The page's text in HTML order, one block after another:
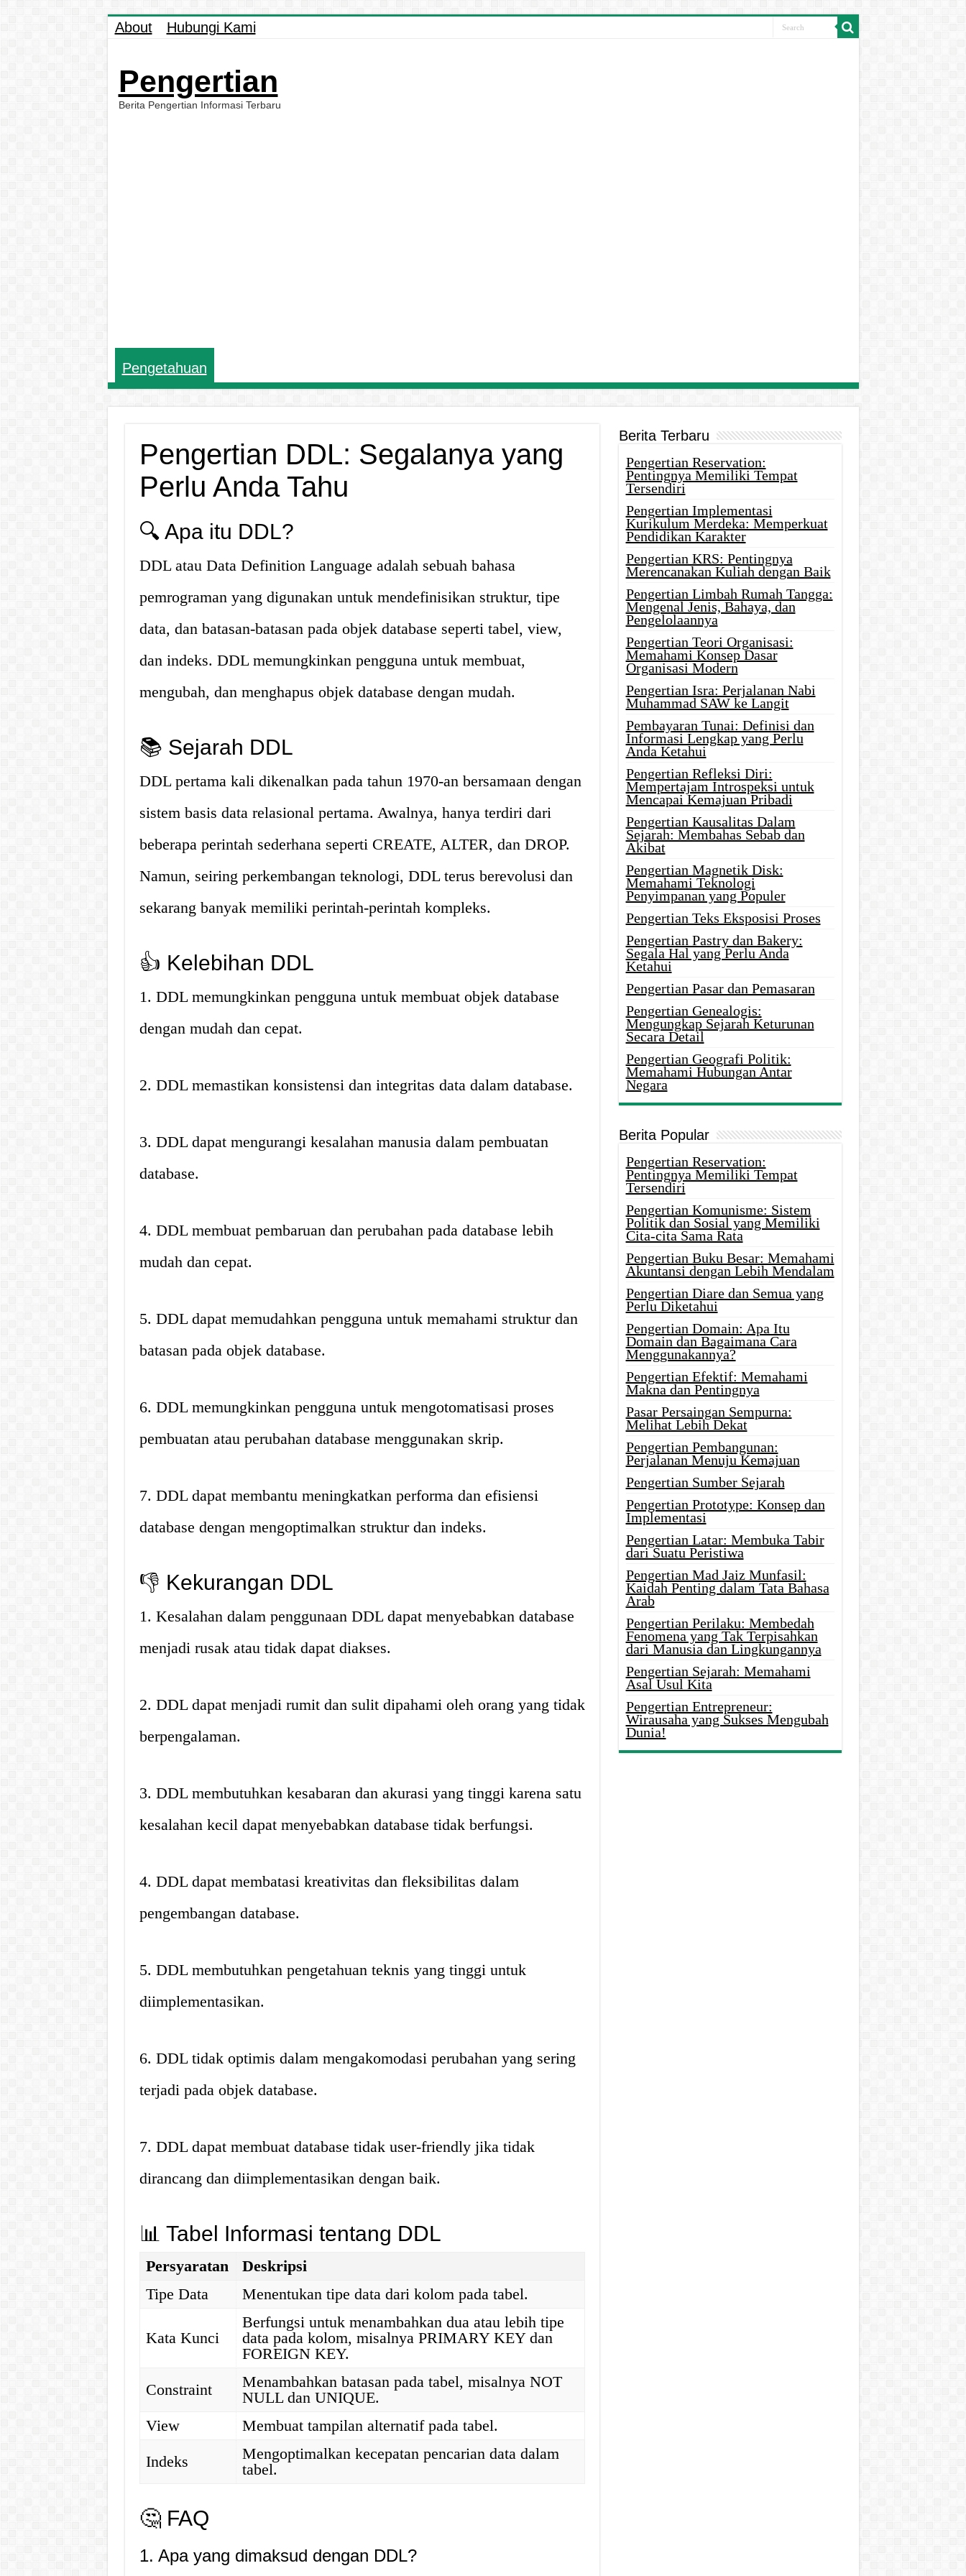
About Hubungi Kami
Pengertian
Berita Pengertian Informasi Terbaru
Pengetahuan
Pengertian DDL: Segalanya yang
Perlu Anda Tahu
🔍 Apa itu DDL?
DDL atau Data Definition Language adalah sebuah bahasa
pemrograman yang digunakan untuk mendefinisikan struktur, tipe
data, dan batasan-batasan pada objek database seperti tabel, view,
dan indeks. DDL memungkinkan pengguna untuk membuat,
mengubah, dan menghapus objek database dengan mudah.
📚 Sejarah DDL
DDL pertama kali dikenalkan pada tahun 1970-an bersamaan dengan
sistem basis data relasional pertama. Awalnya, hanya terdiri dari
beberapa perintah sederhana seperti CREATE, ALTER, dan DROP.
Namun, seiring perkembangan teknologi, DDL terus berevolusi dan
sekarang banyak memiliki perintah-perintah kompleks.
👍 Kelebihan DDL
1. DDL memungkinkan pengguna untuk membuat objek database
dengan mudah dan cepat.
2. DDL memastikan konsistensi dan integritas data dalam database.
3. DDL dapat mengurangi kesalahan manusia dalam pembuatan
database.
4. DDL membuat pembaruan dan perubahan pada database lebih
mudah dan cepat.
5. DDL dapat memudahkan pengguna untuk memahami struktur dan
batasan pada objek database.
6. DDL memungkinkan pengguna untuk mengotomatisasi proses
pembuatan atau perubahan database menggunakan skrip.
7. DDL dapat membantu meningkatkan performa dan efisiensi
database dengan mengoptimalkan struktur dan indeks.
👎 Kekurangan DDL
1. Kesalahan dalam penggunaan DDL dapat menyebabkan database
menjadi rusak atau tidak dapat diakses.
2. DDL dapat menjadi rumit dan sulit dipahami oleh orang yang tidak
berpengalaman.
3. DDL membutuhkan kesabaran dan akurasi yang tinggi karena satu
kesalahan kecil dapat menyebabkan database tidak berfungsi.
4. DDL dapat membatasi kreativitas dan fleksibilitas dalam
pengembangan database.
5. DDL membutuhkan pengetahuan teknis yang tinggi untuk
diimplementasikan.
6. DDL tidak optimis dalam mengakomodasi perubahan yang sering
terjadi pada objek database.
7. DDL dapat membuat database tidak user-friendly jika tidak
dirancang dan diimplementasikan dengan baik.
📊 Tabel Informasi tentang DDL
Persyaratan
Deskripsi
Tipe Data
Menentukan tipe data dari kolom pada tabel.
Kata Kunci
Berfungsi untuk menambahkan dua atau lebih tipe
data pada kolom, misalnya PRIMARY KEY dan
FOREIGN KEY.
Constraint
Menambahkan batasan pada tabel, misalnya NOT
NULL dan UNIQUE.
View
Membuat tampilan alternatif pada tabel.
Indeks
Mengoptimalkan kecepatan pencarian data dalam
tabel.
🤔 FAQ
1. Apa yang dimaksud dengan DDL?
Berita Terbaru
Pengertian Reservation:
Pentingnya Memiliki Tempat
Tersendiri
Pengertian Implementasi
Kurikulum Merdeka: Memperkuat
Pendidikan Karakter
Pengertian KRS: Pentingnya
Merencanakan Kuliah dengan Baik
Pengertian Limbah Rumah Tangga:
Mengenal Jenis, Bahaya, dan
Pengelolaannya
Pengertian Teori Organisasi:
Memahami Konsep Dasar
Organisasi Modern
Pengertian Isra: Perjalanan Nabi
Muhammad SAW ke Langit
Pembayaran Tunai: Definisi dan
Informasi Lengkap yang Perlu
Anda Ketahui
Pengertian Refleksi Diri:
Mempertajam Introspeksi untuk
Mencapai Kemajuan Pribadi
Pengertian Kausalitas Dalam
Sejarah: Membahas Sebab dan
Akibat
Pengertian Magnetik Disk:
Memahami Teknologi
Penyimpanan yang Populer
Pengertian Teks Eksposisi Proses
Pengertian Pastry dan Bakery:
Segala Hal yang Perlu Anda
Ketahui
Pengertian Pasar dan Pemasaran
Pengertian Genealogis:
Mengungkap Sejarah Keturunan
Secara Detail
Pengertian Geografi Politik:
Memahami Hubungan Antar
Negara
Berita Popular
Pengertian Reservation:
Pentingnya Memiliki Tempat
Tersendiri
Pengertian Komunisme: Sistem
Politik dan Sosial yang Memiliki
Cita-cita Sama Rata
Pengertian Buku Besar: Memahami
Akuntansi dengan Lebih Mendalam
Pengertian Diare dan Semua yang
Perlu Diketahui
Pengertian Domain: Apa Itu
Domain dan Bagaimana Cara
Menggunakannya?
Pengertian Efektif: Memahami
Makna dan Pentingnya
Pasar Persaingan Sempurna:
Melihat Lebih Dekat
Pengertian Pembangunan:
Perjalanan Menuju Kemajuan
Pengertian Sumber Sejarah
Pengertian Prototype: Konsep dan
Implementasi
Pengertian Latar: Membuka Tabir
dari Suatu Peristiwa
Pengertian Mad Jaiz Munfasil:
Kaidah Penting dalam Tata Bahasa
Arab
Pengertian Perilaku: Membedah
Fenomena yang Tak Terpisahkan
dari Manusia dan Lingkungannya
Pengertian Sejarah: Memahami
Asal Usul Kita
Pengertian Entrepreneur:
Wirausaha yang Sukses Mengubah
Dunia!